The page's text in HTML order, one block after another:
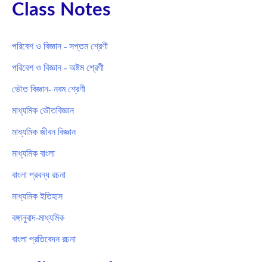
Class Notes
পরিবেশ ও বিজ্ঞান - সপ্তম শ্রেণী
পরিবেশ ও বিজ্ঞান - অষ্টম শ্রেণী
ভৌত বিজ্ঞান- নবম শ্রেণী
মাধ্যমিক ভৌতবিজ্ঞান
মাধ্যমিক জীবন বিজ্ঞান
মাধ্যমিক বাংলা
বাংলা প্রবন্ধ রচনা
মাধ্যমিক ইতিহাস
বঙ্গানুবাদ-মাধ্যমিক
বাংলা প্রতিবেদন রচনা